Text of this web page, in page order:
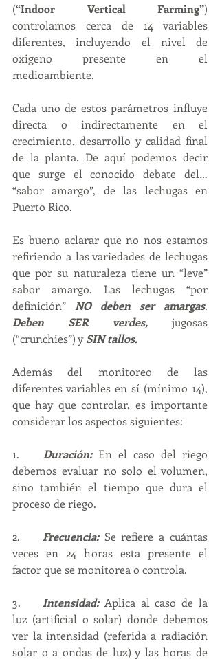
(“Indoor Vertical Farming”)
controlamos cerca de 14 variables
diferentes, incluyendo el nivel de
oxigeno presente en el
medioambiente.
Cada uno de estos parámetros influye
directa o indirectamente en el
crecimiento, desarrollo y calidad final
de la planta. De aquí podemos decir
que surge el conocido debate del…
“sabor amargo”, de las lechugas en
Puerto Rico.
Es bueno aclarar que no nos estamos
refiriendo a las variedades de lechugas
que por su naturaleza tiene un “leve”
sabor amargo. Las lechugas “por
definición” NO deben ser amargas
Deben SER verdes, jugosas
(“crunchies”) y SIN tallos.
Además del monitoreo de las
diferentes variables en sí (mínimo 14),
que hay que controlar, es importante
considerar los aspectos siguientes:
Duración: En el caso del riego
debemos evaluar no solo el volumen,
sino también el tiempo que dura el
proceso de riego.
Frecuencia: Se refiere a cuántas
veces en 24 horas esta presente el
factor que se monitorea o controla.
Intensidad: Aplica al caso de la
luz (artificial o solar) donde debemos
ver la intensidad (referida a radiación
solar o a ondas de luz) y las horas de